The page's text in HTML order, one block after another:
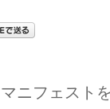
ニフェスト